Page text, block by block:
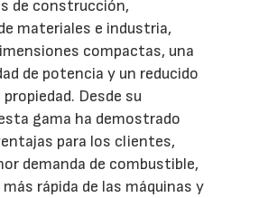
de construcción,
materiales e industria,
compactas, una
de potencia y un reducido
Desde su
gama ha demostrado
para los clientes,
demanda de combustible,
rápida de las máquinas y